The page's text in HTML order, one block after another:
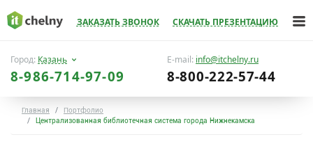
ЗАКАЗАТЬ ЗВОНОК СКАЧАТЬ ПРЕЗЕНТАЦИЮ
Город: Казань
8-986-714-97-09
E-mail: info@itchelny.ru
8-800-222-57-44
Главная
Портфолио
Централизованная библиотечная система города Нижнекамска